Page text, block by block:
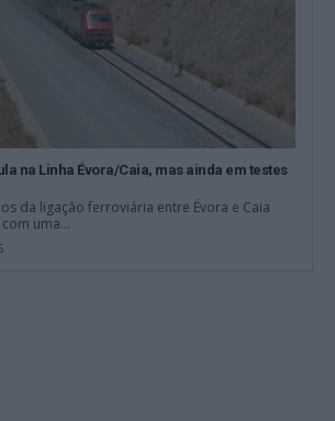
na Linha Évora/Caia, mas ainda em testes
da ligação ferroviária entre Évora e Caia
uma...